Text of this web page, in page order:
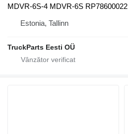
MDVR-6S-4 MDVR-6S RP78600022
Estonia, Tallinn
TruckParts Eesti OÜ